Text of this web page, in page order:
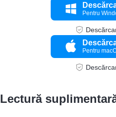
Pentru
Pentru
Lectură